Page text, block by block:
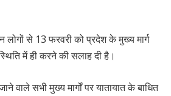
लोगों से 13 फरवरी को प्रदेश के मुख्य मार्ग
में ही करने की सलाह दी है।
वाले सभी मुख्य मार्गों पर यातायात के बाधित